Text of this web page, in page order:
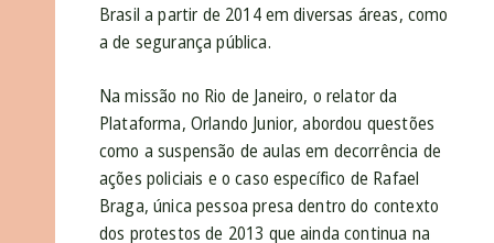
Brasil a partir de 2014 em diversas áreas, como
a de segurança pública.
Na missão no Rio de Janeiro, o relator da
Plataforma, Orlando Junior, abordou questões
como a suspensão de aulas em decorrência de
ações policiais e o caso específico de Rafael
Braga, única pessoa presa dentro do contexto
dos protestos de 2013 que ainda continua na